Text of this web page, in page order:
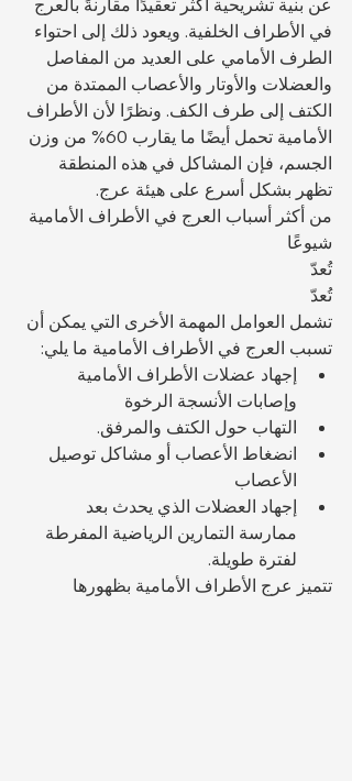
في الأطراف الخلفية. ويعود ذلك إلى احتواء
الطرف الأمامي على العديد من المفاصل
والعضلات والأوتار والأعصاب الممتدة من
الكتف إلى طرف الكف. ونظرًا لأن الأطراف
الأمامية تحمل أيضًا ما يقارب 60% من وزن
الجسم، فإن المشاكل في هذه المنطقة
تظهر بشكل أسرع على هيئة عرج.
من أكثر أسباب العرج في الأطراف الأمامية
شيوعًا
تُعدّ
تُعدّ
تشمل العوامل المهمة الأخرى التي يمكن أن
تسبب العرج في الأطراف الأمامية ما يلي:
إجهاد عضلات الأطراف الأمامية
وإصابات الأنسجة الرخوة
التهاب حول الكتف والمرفق.
انضغاط الأعصاب أو مشاكل توصيل
الأعصاب
إجهاد العضلات الذي يحدث بعد
ممارسة التمارين الرياضية المفرطة
لفترة طويلة.
تتميز عرج الأطراف الأمامية بظهورها